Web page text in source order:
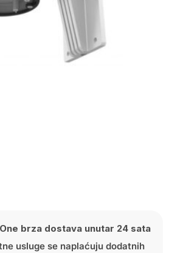
brza dostava unutar 24 sata
usluge se naplaćuju dodatnih